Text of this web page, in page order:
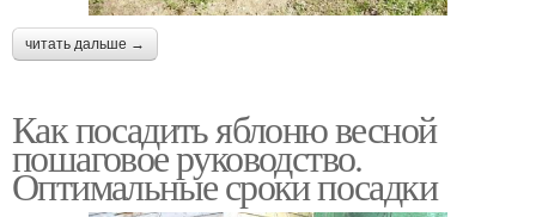
читать дальше →
Как посадить яблоню весной
пошаговое руководство.
Оптимальные сроки посадки